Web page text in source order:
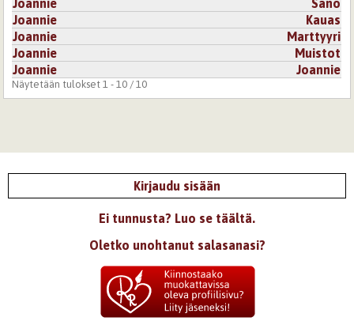
Joannie
Sano
Joannie
Kauas
Joannie
Marttyyri
Joannie
Muistot
Joannie
Joannie
Näytetään tulokset 1 - 10 / 10
Kirjaudu sisään
Ei tunnusta? Luo se täältä.
Oletko unohtanut salasanasi?